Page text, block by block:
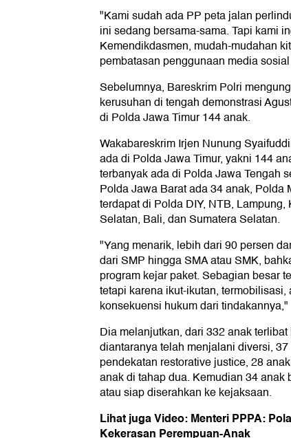
"Kami sudah ada PP peta jalan
ini sedang bersama-sama. Tapi kami
Kemendikdasmen, mudah-mudahan
pembatasan penggunaan media
Sebelumnya, Bareskrim Polri
kerusuhan di tengah demonstrasi
di Polda Jawa Timur 144 anak.
Wakabareskrim Irjen Nunung
ada di Polda Jawa Timur, yakni 144
terbanyak ada di Polda Jawa Tengah
Polda Jawa Barat ada 34 anak, Polda
terdapat di Polda DIY, NTB,
Selatan, Bali, dan Sumatera Selatan.
"Yang menarik, lebih dari 90 persen
dari SMP hingga SMA atau SMK,
program kejar paket. Sebagian besar
tetapi karena ikut-ikutan, termobilisasi,
konsekuensi hukum dari
Dia melanjutkan, dari 332 anak
diantaranya telah menjalani diversi,
pendekatan restorative justice, 28
anak di tahap dua. Kemudian 34 anak
atau siap diserahkan ke kejaksaan.
Lihat juga Video: Menteri PPPA:
Kekerasan Perempuan-Anak